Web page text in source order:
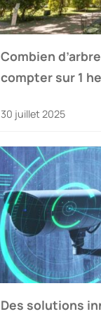
Combien
compter sur 1
30 juillet 2025
Des solutions